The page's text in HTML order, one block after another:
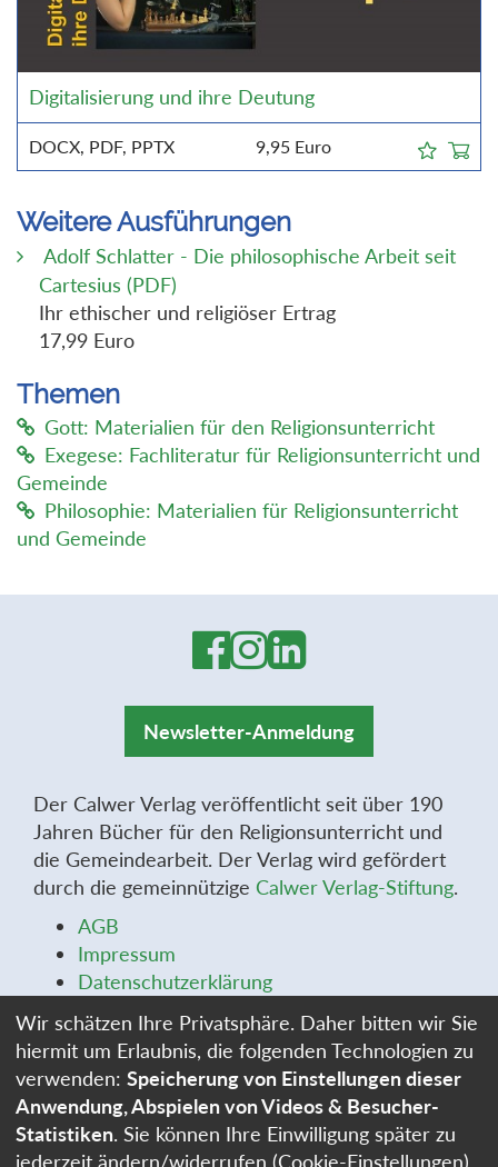
Digitalisierung und ihre Deutung
DOCX, PDF, PPTX 9,95 Euro
Weitere Ausführungen
Adolf Schlatter - Die philosophische Arbeit seit
Cartesius (PDF)
Ihr ethischer und religiöser Ertrag
17,99 Euro
Themen
Gott: Materialien für den Religionsunterricht
Exegese: Fachliteratur für Religionsunterricht und
Gemeinde
Philosophie: Materialien für Religionsunterricht
und Gemeinde
Newsletter-Anmeldung
Der Calwer Verlag veröffentlicht seit über 190
Jahren Bücher für den Religionsunterricht und
die Gemeindearbeit. Der Verlag wird gefördert
durch die gemeinnützige Calwer Verlag-Stiftung.
AGB
Impressum
Datenschutzerklärung
Widerrufsformular
Stellenangebote
Cookie-Einstellungen
Wir schätzen Ihre Privatsphäre. Daher bitten wir Sie
hiermit um Erlaubnis, die folgenden Technologien zu
verwenden: Speicherung von Einstellungen dieser
Anwendung, Abspielen von Videos & Besucher-
Statistiken. Sie können Ihre Einwilligung später zu
jederzeit ändern/widerrufen (Cookie-Einstellungen)